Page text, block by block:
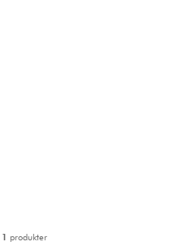
1 produkter